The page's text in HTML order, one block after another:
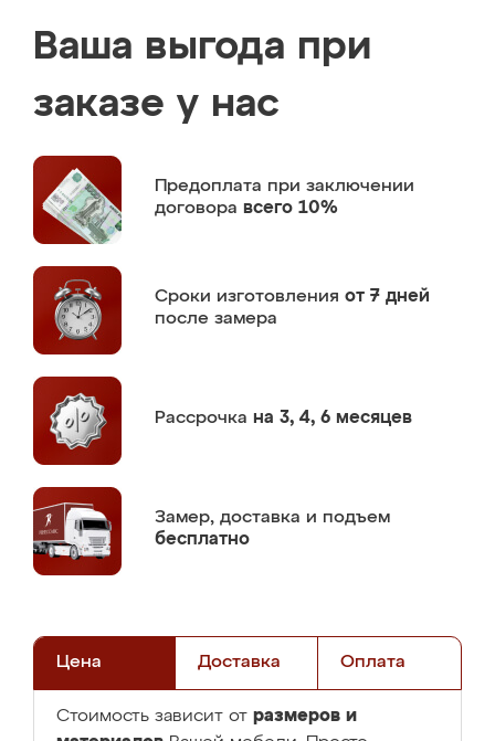
Ваша выгода при
заказе у нас
Предоплата при заключении
договора всего 10%
Сроки изготовления от 7 дней
после замера
Рассрочка на 3, 4, 6 месяцев
Замер, доставка и подъем
бесплатно
Цена Доставка Оплата
Стоимость зависит от размеров и